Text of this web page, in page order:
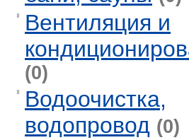
Вентиляция и
(0)
Водоочистка,
водопровод (0)